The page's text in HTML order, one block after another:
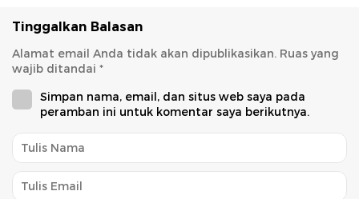
Tinggalkan Balasan
Alamat email Anda tidak akan dipublikasikan. Ruas yang
wajib ditandai *
Simpan nama, email, dan situs web saya pada
peramban ini untuk komentar saya berikutnya.